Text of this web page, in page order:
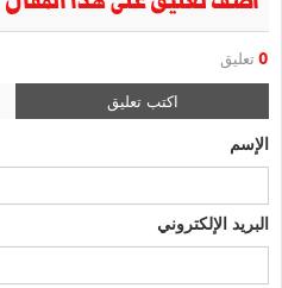
0 تعليق
اكتب تعليق
الإسم
البريد الإلكتروني